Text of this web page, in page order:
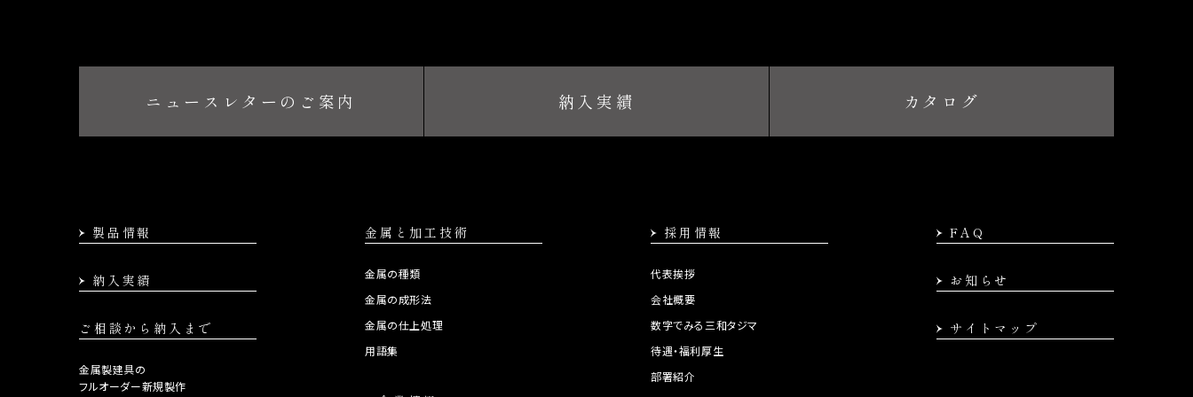
ニュースレターのご案内 納入実績 カタログ
製品情報
納入実績
ご相談から納入まで
金属製建具の
フルオーダー新規製作
金属と加工技術
金属の種類
金属の成形法
金属の仕上処理
用語集
採用情報
代表挨拶
会社概要
数字でみる三和タジマ
待遇・福利厚生
部署紹介
FAQ
お知らせ
サイトマップ